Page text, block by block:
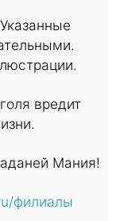
вредит
Мания!
филиалы